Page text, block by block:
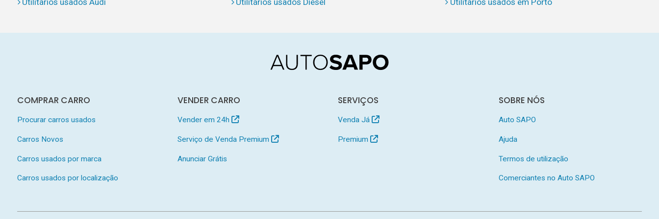
Utilitários usados Audi Utilitários usados Diesel Utilitários usados em Porto
COMPRAR CARRO
Procurar carros usados
Carros Novos
Carros usados por marca
Carros usados por localização
VENDER CARRO
Vender em 24h
Serviço de Venda Premium
Anunciar Grátis
SERVIÇOS
Venda Já
Premium
SOBRE NÓS
Auto SAPO
Ajuda
Termos de utilização
Comerciantes no Auto SAPO